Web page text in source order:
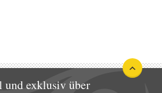
und exklusiv über